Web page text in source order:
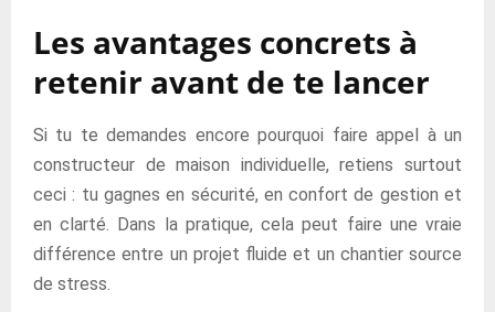
Les avantages concrets à
retenir avant de te lancer
Si tu te demandes encore pourquoi faire appel à un
constructeur de maison individuelle, retiens surtout
ceci : tu gagnes en sécurité, en confort de gestion et
en clarté. Dans la pratique, cela peut faire une vraie
différence entre un projet fluide et un chantier source
de stress.